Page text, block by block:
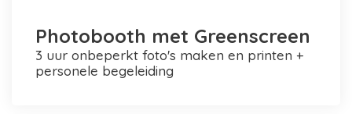
Photobooth met Greenscreen
3 uur onbeperkt foto's maken en printen +
personele begeleiding